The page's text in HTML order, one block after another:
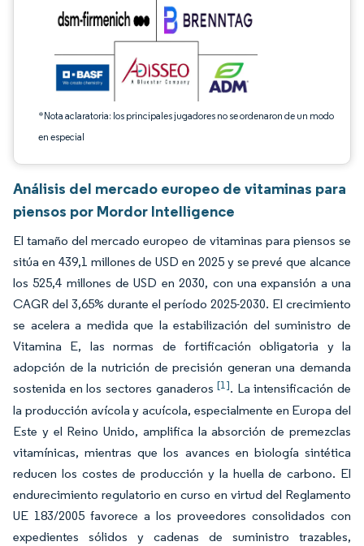
*Nota aclaratoria: los principales jugadores no se ordenaron de un modo
en especial
Análisis del mercado europeo de vitaminas para
piensos por Mordor Intelligence
El tamaño del mercado europeo de vitaminas para piensos se
sitúa en 439,1 millones de USD en 2025 y se prevé que alcance
los 525,4 millones de USD en 2030, con una expansión a una
CAGR del 3,65% durante el período 2025-2030. El crecimiento
se acelera a medida que la estabilización del suministro de
Vitamina E, las normas de fortificación obligatoria y la
adopción de la nutrición de precisión generan una demanda
sostenida en los sectores ganaderos[1]. La intensificación de
la producción avícola y acuícola, especialmente en Europa del
Este y el Reino Unido, amplifica la absorción de premezclas
vitamínicas, mientras que los avances en biología sintética
reducen los costes de producción y la huella de carbono. El
endurecimiento regulatorio en curso en virtud del Reglamento
UE 183/2005 favorece a los proveedores consolidados con
expedientes sólidos y cadenas de suministro trazables,